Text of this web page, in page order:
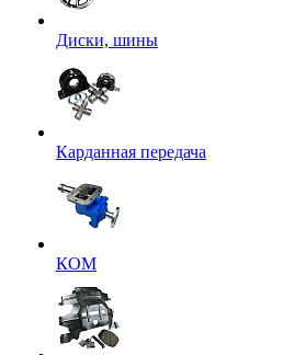
Диски, шины
Карданная передача
КОМ